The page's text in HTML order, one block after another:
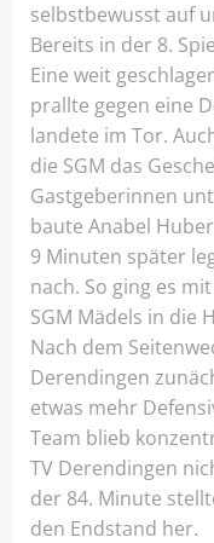
selbstbewusst auf
Bereits in der 8.
Eine weit
prallte gegen eine
landete im Tor.
die SGM das
Gastgeberinnen
baute Anabel
9 Minuten später
nach. So ging es
SGM Mädels in die
Nach dem
Derendingen
etwas mehr
Team blieb
TV Derendingen
der 84. Minute
den Endstand her.